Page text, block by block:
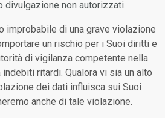
divulgazione non autorizzati.
improbabile di una grave violazione
un rischio per i Suoi diritti e
di vigilanza competente nella
ritardi. Qualora vi sia un alto
dei dati influisca sui Suoi
anche di tale violazione.